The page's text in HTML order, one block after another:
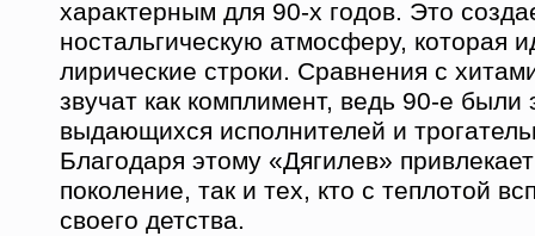
характерным для 90-х годов. Это
ностальгическую атмосферу, которая
лирические строки. Сравнения с
звучат как комплимент, ведь 90-е были
выдающихся исполнителей и
Благодаря этому «Дягилев»
поколение, так и тех, кто с теплотой
своего детства.